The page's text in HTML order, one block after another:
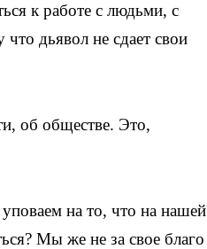
к работе с людьми, с
дьявол не сдает свои
об обществе. Это,
на то, что на нашей
Мы же не за свое благо